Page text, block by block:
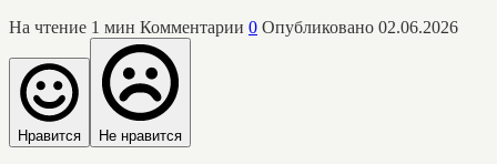
На чтение 1 мин Комментарии 0 Опубликовано 02.06.2026
Нравится Не нравится